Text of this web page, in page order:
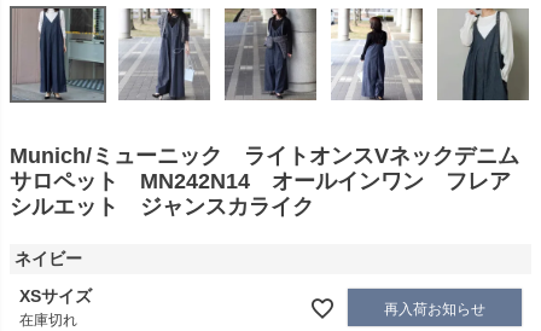
Munich/ミューニック ライトオンスVネックデニム
サロペット MN242N14 オールインワン フレア
シルエット ジャンスカライク
ネイビー
XSサイズ
在庫切れ
再入荷お知らせ